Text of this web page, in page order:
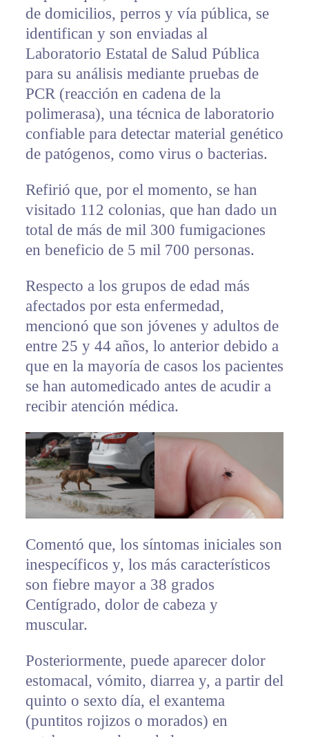
de domicilios, perros y vía pública, se
identifican y son enviadas al
Laboratorio Estatal de Salud Pública
para su análisis mediante pruebas de
PCR (reacción en cadena de la
polimerasa), una técnica de laboratorio
confiable para detectar material genético
de patógenos, como virus o bacterias.
Refirió que, por el momento, se han
visitado 112 colonias, que han dado un
total de más de mil 300 fumigaciones
en beneficio de 5 mil 700 personas.
Respecto a los grupos de edad más
afectados por esta enfermedad,
mencionó que son jóvenes y adultos de
entre 25 y 44 años, lo anterior debido a
que en la mayoría de casos los pacientes
se han automedicado antes de acudir a
recibir atención médica.
Comentó que, los síntomas iniciales son
inespecíficos y, los más característicos
son fiebre mayor a 38 grados
Centígrado, dolor de cabeza y
muscular.
Posteriormente, puede aparecer dolor
estomacal, vómito, diarrea y, a partir del
quinto o sexto día, el exantema
(puntitos rojizos o morados) en